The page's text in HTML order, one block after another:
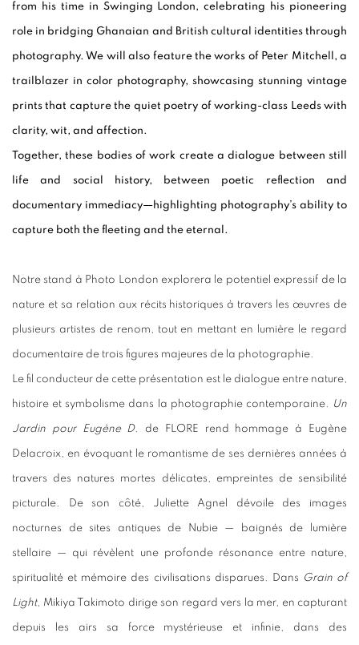
from his time in Swinging London, celebrating his pioneering
role in bridging Ghanaian and British cultural identities through
photography. We will also feature the works of Peter Mitchell, a
trailblazer in color photography, showcasing stunning vintage
prints that capture the quiet poetry of working-class Leeds with
clarity, wit, and affection.
Together, these bodies of work create a dialogue between still
life and social history, between poetic reflection and
documentary immediacy—highlighting photography’s ability to
capture both the fleeting and the eternal.
Notre stand à Photo London explorera le potentiel expressif de la
nature et sa relation aux récits historiques à travers les œuvres de
plusieurs artistes de renom, tout en mettant en lumière le regard
documentaire de trois figures majeures de la photographie.
Le fil conducteur de cette présentation est le dialogue entre nature,
histoire et symbolisme dans la photographie contemporaine. Un
Jardin pour Eugène D. de FLORE rend hommage à Eugène
Delacroix, en évoquant le romantisme de ses dernières années à
travers des natures mortes délicates, empreintes de sensibilité
picturale. De son côté, Juliette Agnel dévoile des images
nocturnes de sites antiques de Nubie — baignés de lumière
stellaire — qui révèlent une profonde résonance entre nature,
spiritualité et mémoire des civilisations disparues. Dans Grain of
Light, Mikiya Takimoto dirige son regard vers la mer, en capturant
depuis les airs sa force mystérieuse et infinie, dans des